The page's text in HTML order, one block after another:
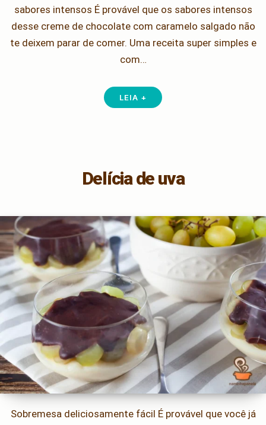
sabores intensos É provável que os sabores intensos
desse creme de chocolate com caramelo salgado não
te deixem parar de comer. Uma receita super simples e
com…
LEIA +
Delícia de uva
Sobremesa deliciosamente fácil É provável que você já